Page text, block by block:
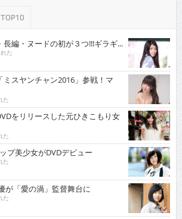
編・ヌードの初が３つ!!!ギラギ...
た
スヤンチャン2016」参戦！マ
た
をリリースした元ひきこもり女
た
プ美少女がDVDデビュー
た
「愛の渦」監督舞台に
た